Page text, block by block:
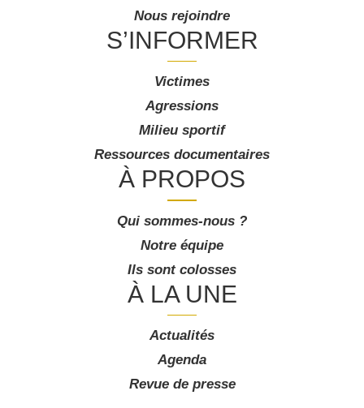
Nous rejoindre
S’INFORMER
Victimes
Agressions
Milieu sportif
Ressources documentaires
À PROPOS
Qui sommes-nous ?
Notre équipe
Ils sont colosses
À LA UNE
Actualités
Agenda
Revue de presse